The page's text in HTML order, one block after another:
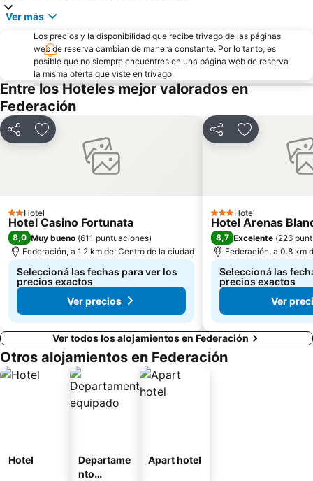
Ver más
Los precios y la disponibilidad que recibe trivago de las páginas
web de reserva cambian de manera constante. Por lo tanto, es
posible que no siempre encuentres en una página web de reserva
la misma oferta que viste en trivago.
Entre los Hoteles mejor valorados en
Federación
CompartirAñadir a favoritos
2 Estrellas
Hotel
Hotel Casino Fortunata
8,0 Muy bueno (611 puntuaciones)
Federación, a 1.2 km de: Centro de la ciudad
Seleccioná las fechas para ver los
precios exactos
Ver precios
CompartirAñadir a
3 Estrellas
Hotel
Hotel Arenas
8,7 Excelente (226
Federación, a 0.8 km
Seleccioná las
precios exactos
Ver
Ver todos los alojamientos en Federación
Otros alojamientos en Federación
Hotel
Departame
nto
Apart hotel